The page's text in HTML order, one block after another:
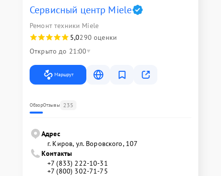
Сервисный центр Miele
Ремонт техники Miele
5,0290 оценки
Открыто до 21:00
Маршрут
ОбзорОтзывы 235
Адрес
г. Киров, ул. Воровского, 107
Контакты
+7 (833) 222-10-31
+7 (800) 302-71-75